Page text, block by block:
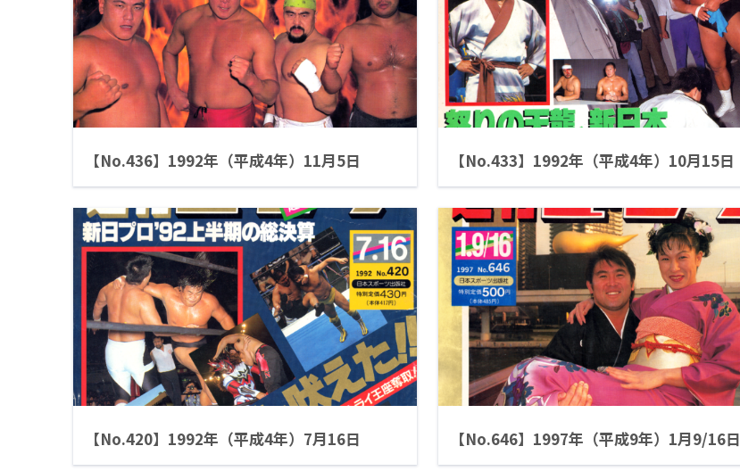
【No.436】1992年（平成4年）11月5日 【No.433】1992年（平成4年）10月15日
【No.420】1992年（平成4年）7月16日 【No.646】1997年（平成9年）1月9/16日